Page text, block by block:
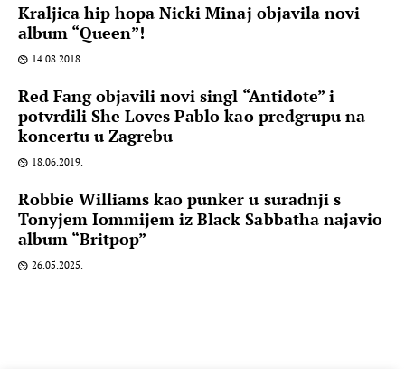
Kraljica hip hopa Nicki Minaj objavila novi
album “Queen”!
14.08.2018.
Red Fang objavili novi singl “Antidote” i
potvrdili She Loves Pablo kao predgrupu na
koncertu u Zagrebu
18.06.2019.
Robbie Williams kao punker u suradnji s
Tonyjem Iommijem iz Black Sabbatha najavio
album “Britpop”
26.05.2025.